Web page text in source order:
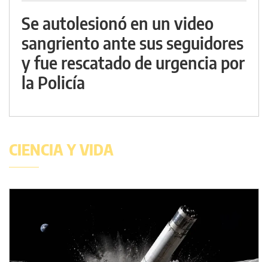
Se autolesionó en un video
sangriento ante sus seguidores
y fue rescatado de urgencia por
la Policía
CIENCIA Y VIDA